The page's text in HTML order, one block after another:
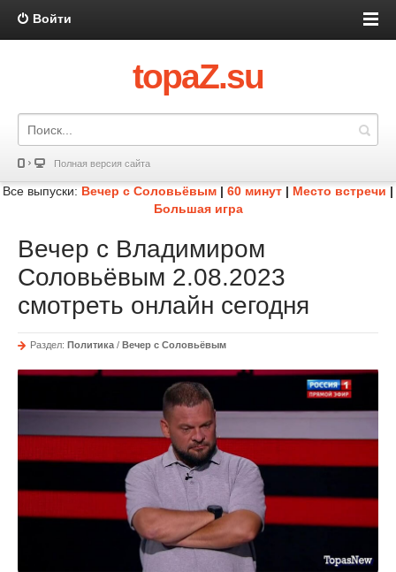
Войти
topaZ.su
Полная версия сайта
Все выпуски: Вечер с Соловьёвым | 60 минут | Место встречи |
Большая игра
Вечер с Владимиром
Соловьёвым 2.08.2023
смотреть онлайн сегодня
Раздел: Политика / Вечер с Соловьёвым